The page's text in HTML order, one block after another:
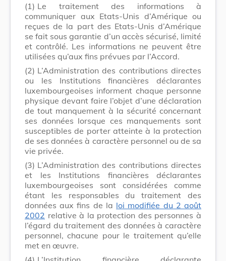
(1) Le traitement des informations à
communiquer aux Etats-Unis d’Amérique ou
reçues de la part des Etats-Unis d’Amérique
se fait sous garantie d’un accès sécurisé, limité
et contrôlé. Les informations ne peuvent être
utilisées qu’aux fins prévues par l’Accord.
(2) L’Administration des contributions directes
ou les Institutions financières déclarantes
luxembourgeoises informent chaque personne
physique devant faire l’objet d’une déclaration
de tout manquement à la sécurité concernant
ses données lorsque ces manquements sont
susceptibles de porter atteinte à la protection
de ses données à caractère personnel ou de sa
vie privée.
(3) L’Administration des contributions directes
et les Institutions financières déclarantes
luxembourgeoises sont considérées comme
étant les responsables du traitement des
données aux fins de la loi modifiée du 2 août
2002 relative à la protection des personnes à
l’égard du traitement des données à caractère
personnel, chacune pour le traitement qu’elle
met en œuvre.